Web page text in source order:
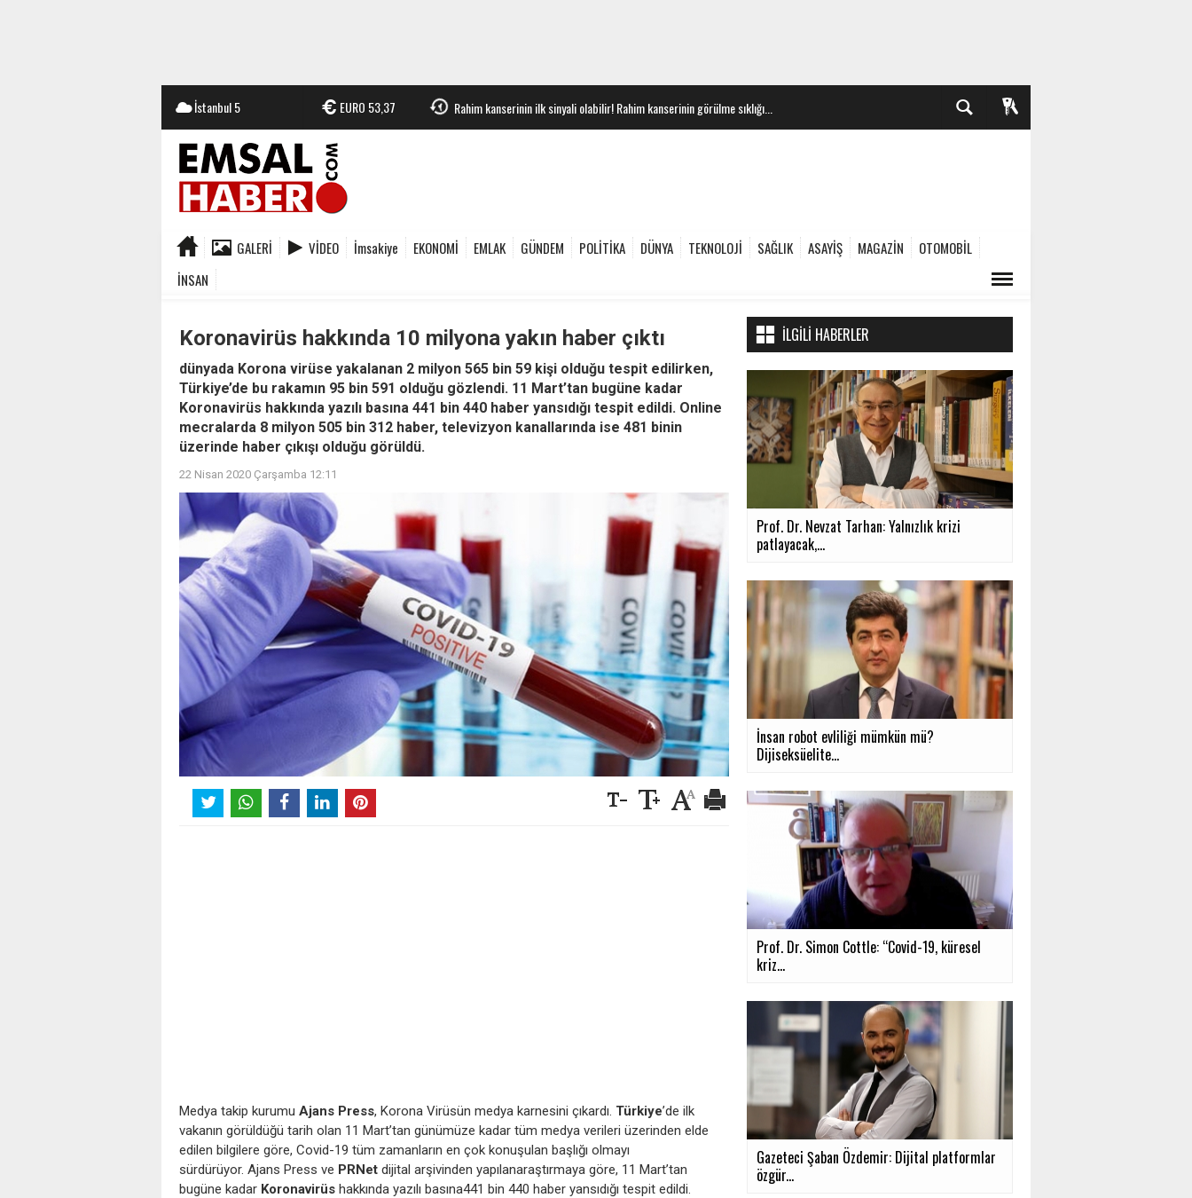
İstanbul5 EURO 53,37 Rahim kanserinin ilk sinyali olabilir! Rahim kanserinin görülme sıklığı...
GALERI VIDEO İmsakiye EKONOMİ EMLAK GÜNDEM POLİTİKA DÜNYA TEKNOLOJİ SAĞLIK ASAYİŞ MAGAZİN
OTOMOBİL
İNSAN
Koronavirüs hakkında 10 milyona yakın haber çıktı
dünyada Korona virüse yakalanan 2 milyon 565 bin 59 kişi olduğu tespit edilirken,
Türkiye’de bu rakamın 95 bin 591 olduğu gözlendi. 11 Mart’tan bugüne kadar
Koronavirüs hakkında yazılı basına 441 bin 440 haber yansıdığı tespit edildi. Online
mecralarda 8 milyon 505 bin 312 haber, televizyon kanallarında ise 481 binin
üzerinde haber çıkışı olduğu görüldü.
22 Nisan 2020 Çarşamba 12:11
Medya takip kurumu Ajans Press, Korona Virüsün medya karnesini çıkardı. Türkiye’de ilk
vakanın görüldüğü tarih olan 11 Mart’tan günümüze kadar tüm medya verileri üzerinden elde
edilen bilgilere göre, Covid-19 tüm zamanların en çok konuşulan başlığı olmayı
sürdürüyor. Ajans Press ve PRNet dijital arşivinden yapılanaraştırmaya göre, 11 Mart’tan
bugüne kadar Koronavirüs hakkında yazılı basına441 bin 440 haber yansıdığı tespit edildi.
İLGILI HABERLER
Prof. Dr. Nevzat Tarhan: Yalnızlık krizi
patlayacak,...
İnsan robot evliliği mümkün mü?
Dijiseksüelite...
Prof. Dr. Simon Cottle: “Covid-19, küresel
kriz...
Gazeteci Şaban Özdemir: Dijital platformlar
özgür...